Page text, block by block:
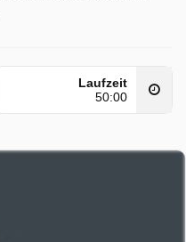
Laufzeit
50:00